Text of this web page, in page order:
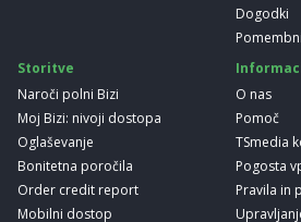
Dogodki
Storitve
Naroči polni Bizi
Moj Bizi: nivoji dostopa
Oglaševanje
Bonitetna poročila
Order credit report
Mobilni dostop
O nas
Pomoč
TSmedia
Pogosta
Pravila in